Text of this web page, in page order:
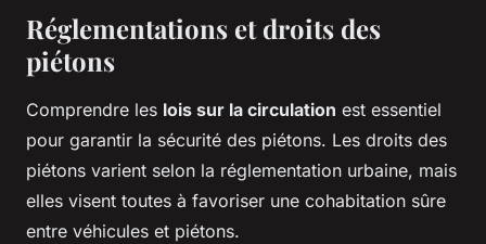
Réglementations et droits des
piétons
Comprendre les lois sur la circulation est essentiel
pour garantir la sécurité des piétons. Les droits des
piétons varient selon la réglementation urbaine, mais
elles visent toutes à favoriser une cohabitation sûre
entre véhicules et piétons.